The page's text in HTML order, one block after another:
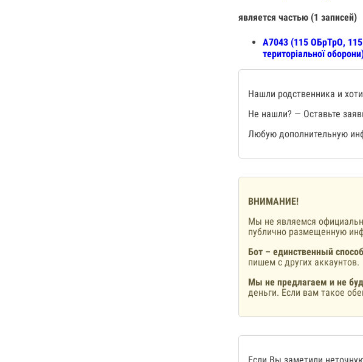
является частью (1 записей)
А7043 (115 ОБрТрО,
територіальної
Нашли родственника и
Не нашли? — Оставьте
Любую дополнительную
ВНИМАНИЕ!
Мы не являемся
публично размещенную
Бот – единственный
пишем с других аккаунтов.
Мы не предлагаем и не
деньги. Если вам такое